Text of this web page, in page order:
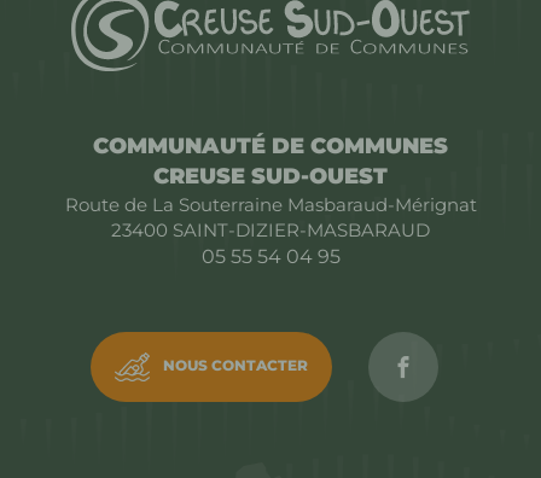
COMMUNAUTÉ DE COMMUNES
CREUSE SUD-OUEST
Route de La Souterraine Masbaraud-Mérignat
23400 SAINT-DIZIER-MASBARAUD
05 55 54 04 95
NOUS CONTACTER Rejoignez